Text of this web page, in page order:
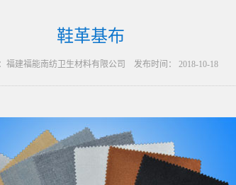
鞋革基布
福建福能南纺卫生材料有限公司 发布时间： 2018-10-18